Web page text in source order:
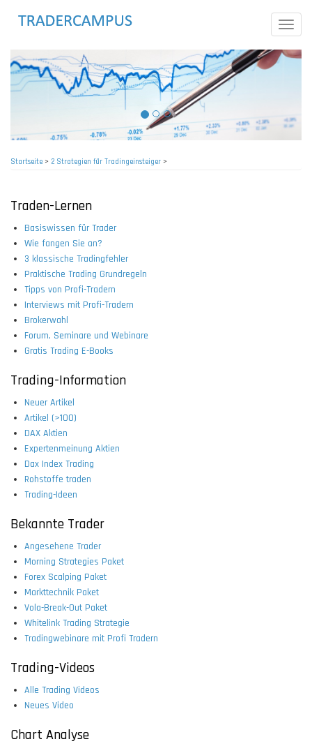
Toggle
Startseite> 2 Strategien für Tradingeinsteiger >
Traden-Lernen
Basiswissen für Trader
Wie fangen Sie an?
3 klassische Tradingfehler
Praktische Trading Grundregeln
Tipps von Profi-Tradern
Interviews mit Profi-Tradern
Brokerwahl
Forum, Seminare und Webinare
Gratis Trading E-Books
Trading-Information
Neuer Artikel
Artikel (>100)
DAX Aktien
Expertenmeinung Aktien
Dax Index Trading
Rohstoffe traden
Trading-Ideen
Bekannte Trader
Angesehene Trader
Morning Strategies Paket
Forex Scalping Paket
Markttechnik Paket
Vola-Break-Out Paket
Whitelink Trading Strategie
Tradingwebinare mit Profi Tradern
Trading-Videos
Alle Trading Videos
Neues Video
Chart Analyse